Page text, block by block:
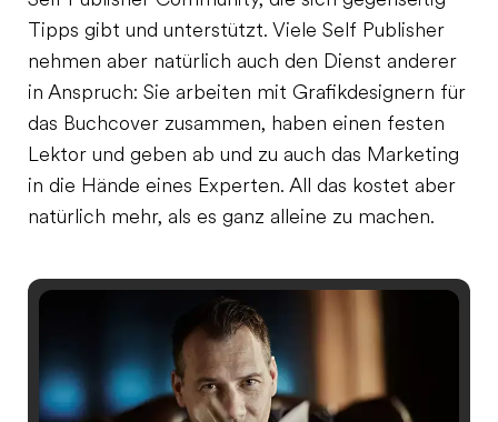
Tipps gibt und unterstützt. Viele Self Publisher
nehmen aber natürlich auch den Dienst anderer
in Anspruch: Sie arbeiten mit Grafikdesignern für
das Buchcover zusammen, haben einen festen
Lektor und geben ab und zu auch das Marketing
in die Hände eines Experten. All das kostet aber
natürlich mehr, als es ganz alleine zu machen.